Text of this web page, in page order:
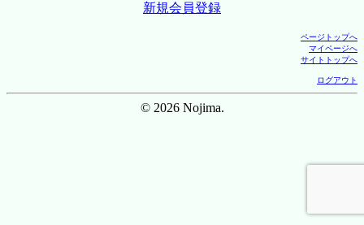
新規会員登録
ページトップへ
マイページへ
サイトトップへ
ログアウト
© 2026 Nojima.